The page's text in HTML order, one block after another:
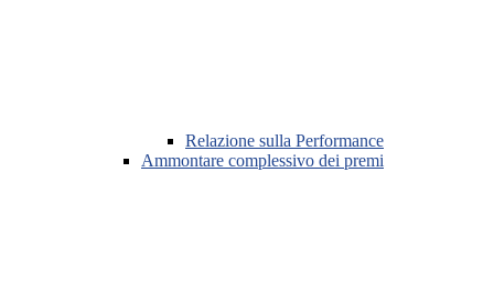
Relazione sulla Performance
Ammontare complessivo dei premi